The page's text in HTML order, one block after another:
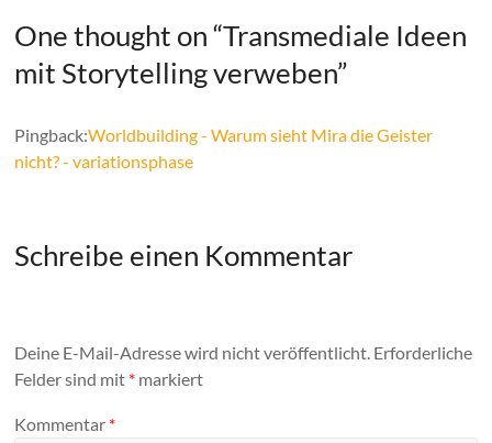
One thought on “Transmediale Ideen
mit Storytelling verweben”
Pingback:Worldbuilding - Warum sieht Mira die Geister
nicht? - variationsphase
Schreibe einen Kommentar
Deine E-Mail-Adresse wird nicht veröffentlicht. Erforderliche
Felder sind mit * markiert
Kommentar *